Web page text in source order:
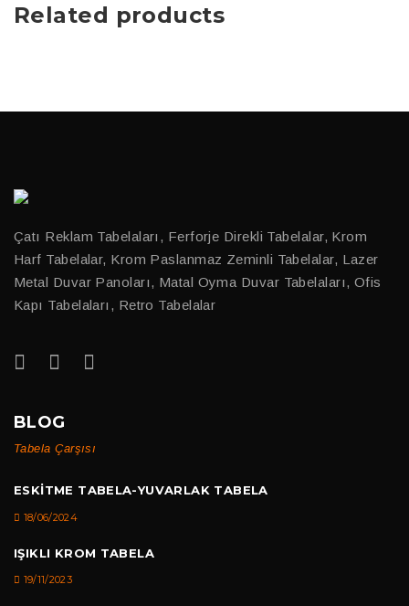
Related products
Çatı Reklam Tabelaları, Ferforje Direkli Tabelalar, Krom
Harf Tabelalar, Krom Paslanmaz Zeminli Tabelalar, Lazer
Metal Duvar Panoları, Matal Oyma Duvar Tabelaları, Ofis
Kapı Tabelaları, Retro Tabelalar
BLOG
Tabela Çarşısı
ESKITME TABELA-YUVARLAK TABELA
18/06/2024
IŞIKLI KROM TABELA
19/11/2023